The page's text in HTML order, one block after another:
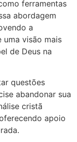
ferramentas
abordagem
a
visão mais
de Deus na
questões
abandonar sua
cristã
apoio